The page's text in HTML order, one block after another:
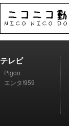
テレビ
Pigoo
エンタ!959